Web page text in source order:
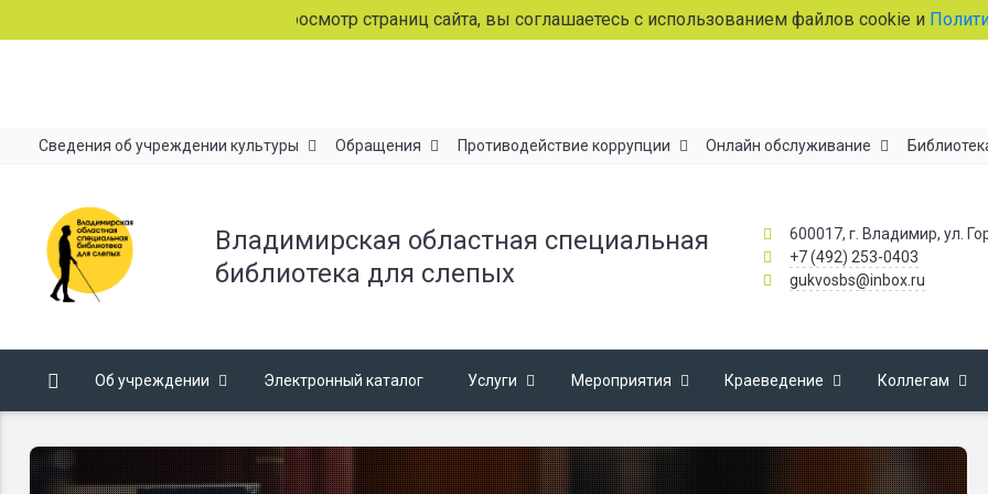
Продолжая просмотр страниц сайта, вы соглашаетесь с использованием файлов cookie иПолитикой
Сведения об учреждении культуры Обращения Противодействие коррупции Онлайн обслуживание
Владимирская областная специальная
библиотека для слепых
600017, г. Владимир, ул.
+7 (492) 253-0403
gukvosbs@inbox.ru
Об учреждении Электронный каталог Услуги Мероприятия Краеведение Коллегам